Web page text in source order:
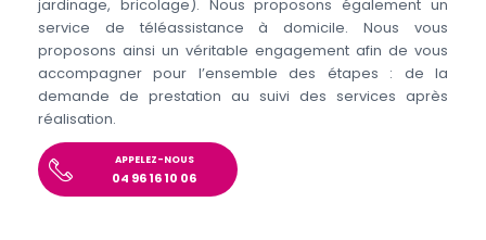
jardinage, bricolage). Nous proposons également un
service de téléassistance à domicile. Nous vous
proposons ainsi un véritable engagement afin de vous
accompagner pour l’ensemble des étapes : de la
demande de prestation au suivi des services après
réalisation.
APPELEZ-NOUS
04 96 16 10 06